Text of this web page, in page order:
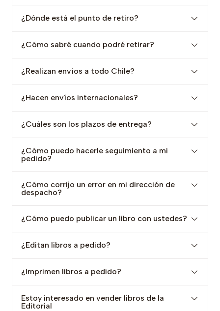
¿Dónde está el punto de retiro?
¿Cómo sabré cuando podré retirar?
¿Realizan envíos a todo Chile?
¿Hacen envíos internacionales?
¿Cuáles son los plazos de entrega?
¿Cómo puedo hacerle seguimiento a mi
pedido?
¿Cómo corrijo un error en mi dirección de
despacho?
¿Cómo puedo publicar un libro con ustedes?
¿Editan libros a pedido?
¿Imprimen libros a pedido?
Estoy interesado en vender libros de la
Editorial